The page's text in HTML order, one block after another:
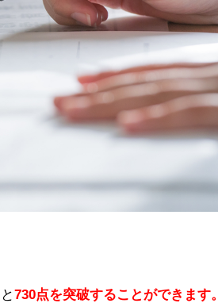
730点を突破することができます。